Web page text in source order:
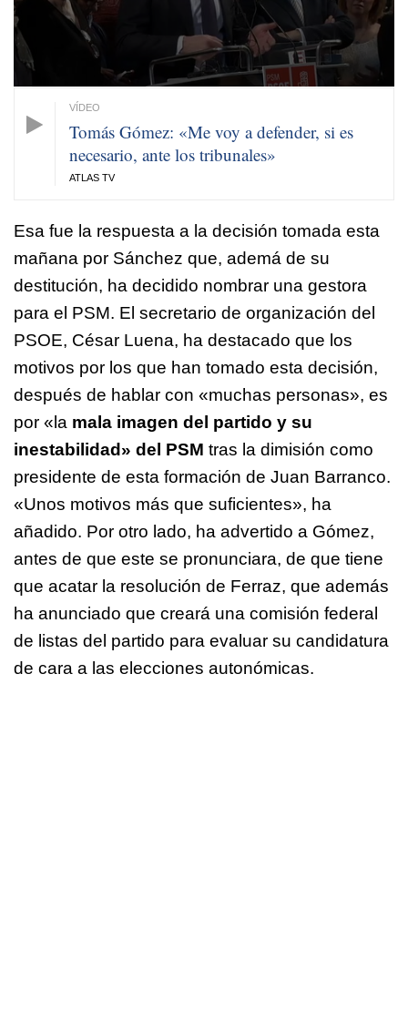
Tomás Gómez: «Me voy a defender, si es
necesario, ante los tribunales»
ATLAS TV
Esa fue la respuesta a la decisión tomada esta
mañana por Sánchez que, ademá de su
destitución, ha decidido nombrar una gestora
para el PSM. El secretario de organización del
PSOE, César Luena, ha destacado que los
motivos por los que han tomado esta decisión,
después de hablar con «muchas personas», es
por «la mala imagen del partido y su
inestabilidad» del PSM tras la dimisión como
presidente de esta formación de Juan Barranco.
«Unos motivos más que suficientes», ha
añadido. Por otro lado, ha advertido a Gómez,
antes de que este se pronunciara, de que tiene
que acatar la resolución de Ferraz, que además
ha anunciado que creará una comisión federal
de listas del partido para evaluar su candidatura
de cara a las elecciones autonómicas.